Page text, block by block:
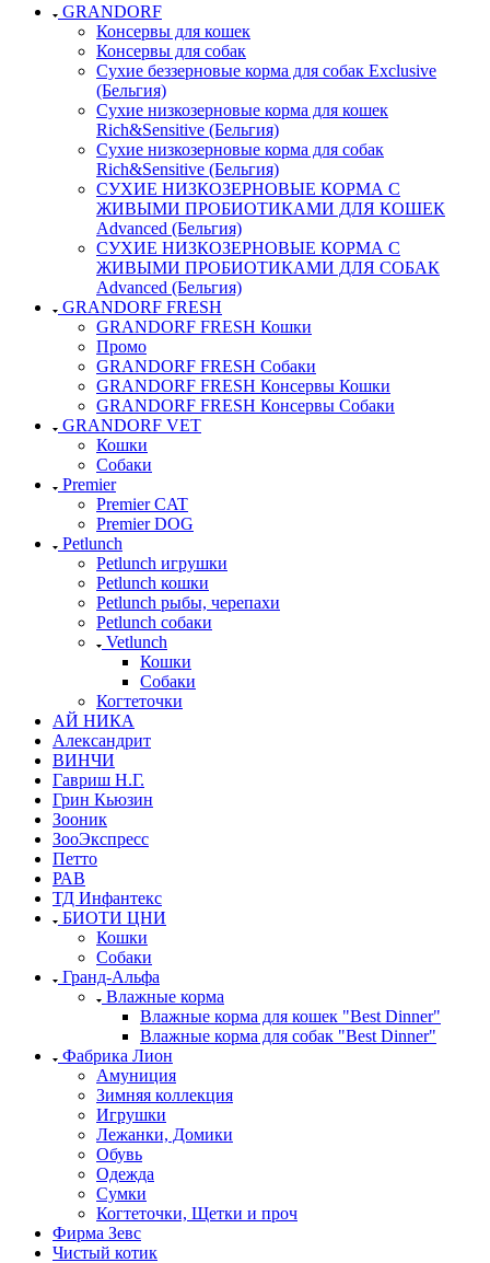
GRANDORF
Консервы для кошек
Консервы для собак
Сухие беззерновые корма для собак Exclusive
(Бельгия)
Сухие низкозерновые корма для кошек
Rich&Sensitive (Бельгия)
Сухие низкозерновые корма для собак
Rich&Sensitive (Бельгия)
СУХИЕ НИЗКОЗЕРНОВЫЕ КОРМА С
ЖИВЫМИ ПРОБИОТИКАМИ ДЛЯ КОШЕК
Advanced (Бельгия)
СУХИЕ НИЗКОЗЕРНОВЫЕ КОРМА С
ЖИВЫМИ ПРОБИОТИКАМИ ДЛЯ СОБАК
Advanced (Бельгия)
GRANDORF FRESH
GRANDORF FRESH Кошки
Промо
GRANDORF FRESH Собаки
GRANDORF FRESH Консервы Кошки
GRANDORF FRESH Консервы Собаки
GRANDORF VET
Кошки
Собаки
Premier
Premier CAT
Premier DOG
Petlunch
Petlunch игрушки
Petlunch кошки
Petlunch рыбы, черепахи
Petlunch собаки
Vetlunch
Кошки
Собаки
Когтеточки
АЙ НИКА
Александрит
ВИНЧИ
Гавриш Н.Г.
Грин Кьюзин
Зооник
ЗооЭкспресс
Петто
РАВ
ТД Инфантекс
БИОТИ ЦНИ
Кошки
Собаки
Гранд-Альфа
Влажные корма
Влажные корма для кошек "Best Dinner"
Влажные корма для собак "Best Dinner"
Фабрика Лион
Амуниция
Зимняя коллекция
Игрушки
Лежанки, Домики
Обувь
Одежда
Сумки
Когтеточки, Щетки и проч
Фирма Зевс
Чистый котик